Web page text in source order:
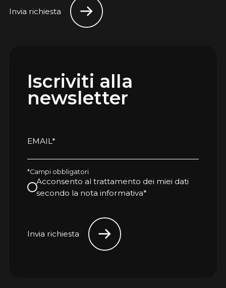
Invia richiesta
Iscriviti alla
newsletter
EMAIL*
*Campi obbligatori
Acconsento al trattamento dei miei dati
secondo la nota informativa*
Invia richiesta